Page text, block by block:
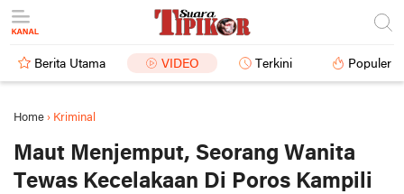
Berita Utama VIDEO Terkini Populer
Home › Kriminal
Maut Menjemput, Seorang Wanita
Tewas Kecelakaan Di Poros Kampili